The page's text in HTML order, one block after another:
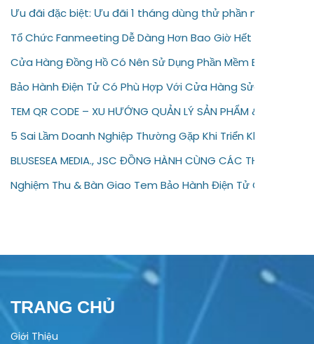
Ưu đãi đặc biệt: Ưu đãi 1 tháng dùng thử phần mềm bảo
Tổ Chức Fanmeeting Dễ Dàng Hơn Bao Giờ Hết Với Tem
Cửa Hàng Đồng Hồ Có Nên Sử Dụng Phần Mềm Bảo Hành
Bảo Hành Điện Tử Có Phù Hợp Với Cửa Hàng Sửa Chữa
TEM QR CODE – XU HƯỚNG QUẢN LÝ SẢN PHẨM & BẢO
5 Sai Lầm Doanh Nghiệp Thường Gặp Khi Triển Khai Bảo
BLUSESEA MEDIA., JSC ĐỒNG HÀNH CÙNG CÁC THƯƠNG
Nghiệm Thu & Bàn Giao Tem Bảo Hành Điện Tử Cho
TRANG CHỦ
Giới Thiệu